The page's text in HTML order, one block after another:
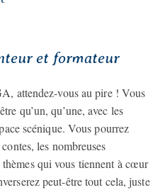
et formateur
attendez-vous au pire ! Vous
qu’un, qu’une, avec les
scénique. Vous pourrez
les nombreuses
qui vous tiennent à cœur
peut-être tout cela, juste